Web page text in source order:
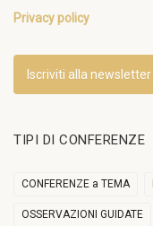
Privacy policy
Iscriviti alla newsletter
TIPI DI CONFERENZE
CONFERENZE a TEMA
OSSERVAZIONI GUIDATE